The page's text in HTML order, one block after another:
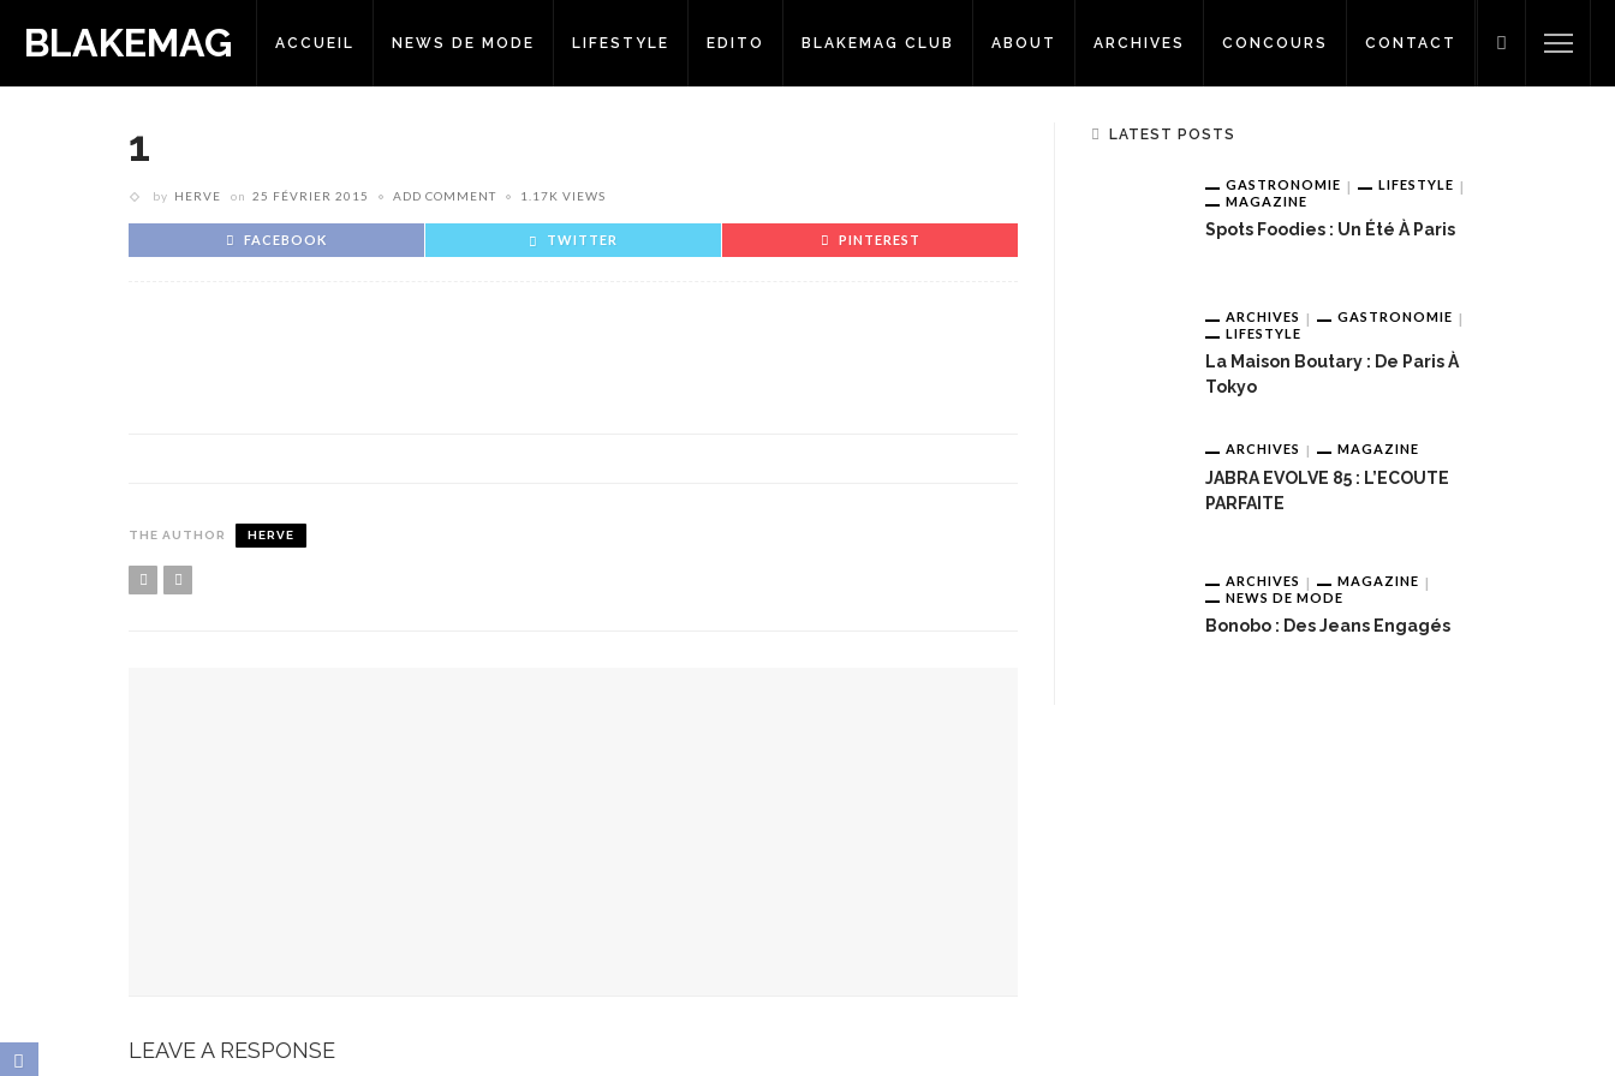
BLAKEMAG ACCUEIL NEWS DE MODE LIFESTYLE EDITO BLAKEMAG CLUB ABOUT ARCHIVES CONCOURS CONTACT
1
by HERVE on 25 FÉVRIER 2015 ADD COMMENT 1.17K VIEWS
FACEBOOK TWITTER PINTEREST
THE AUTHOR HERVE
LEAVE A RESPONSE
LATEST POSTS
GASTRONOMIE
LIFESTYLE
MAGAZINE
Spots Foodies : Un Été À Paris
ARCHIVES
GASTRONOMIE
LIFESTYLE
La Maison Boutary : De Paris À
Tokyo
ARCHIVES MAGAZINE
JABRA EVOLVE 85 : L’ECOUTE
PARFAITE
ARCHIVES
MAGAZINE
NEWS DE MODE
Bonobo : Des Jeans Engagés